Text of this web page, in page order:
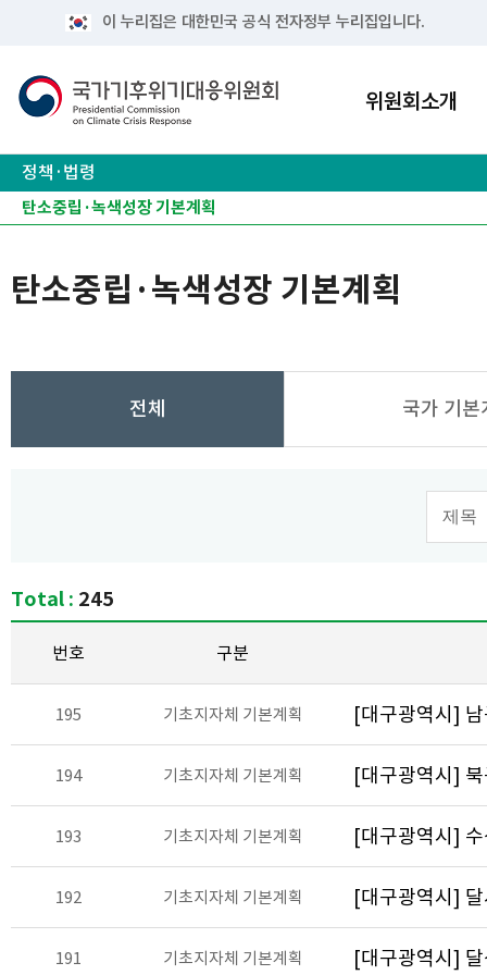
이 누리집은 대한민국 공식 전자정부 누리집입니다.
위원회소개
정책·법령
2050탄소중립추진전략
국가온실가스감축 목표(NDC)
탄소중립·녹색성장 기본계획
탄소중립·녹색성장 기본계획
전체 국가 기본
검색
Total : 245
번호 구분
195 기초지자체 기본계획 [대구광역시]
194 기초지자체 기본계획 [대구광역시]
193 기초지자체 기본계획 [대구광역시]
192 기초지자체 기본계획 [대구광역시]
191 기초지자체 기본계획 [대구광역시]